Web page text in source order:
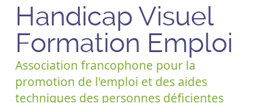
Handicap Visuel
Formation Emploi
Association francophone pour la
promotion de l'emploi et des aides
techniques des personnes déficientes